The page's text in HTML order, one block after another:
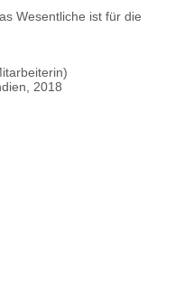
Wesentliche ist für die
2018